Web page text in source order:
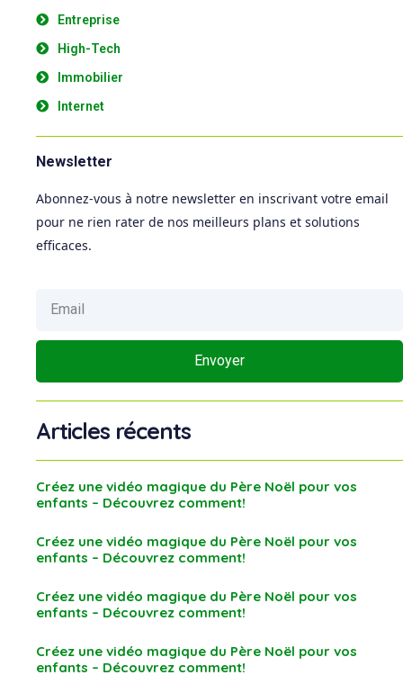
Entreprise
High-Tech
Immobilier
Internet
Newsletter
Abonnez-vous à notre newsletter en inscrivant votre email
pour ne rien rater de nos meilleurs plans et solutions
efficaces.
Envoyer
Articles récents
Créez une vidéo magique du Père Noël pour vos
enfants – Découvrez comment!
Créez une vidéo magique du Père Noël pour vos
enfants – Découvrez comment!
Créez une vidéo magique du Père Noël pour vos
enfants – Découvrez comment!
Créez une vidéo magique du Père Noël pour vos
enfants – Découvrez comment!